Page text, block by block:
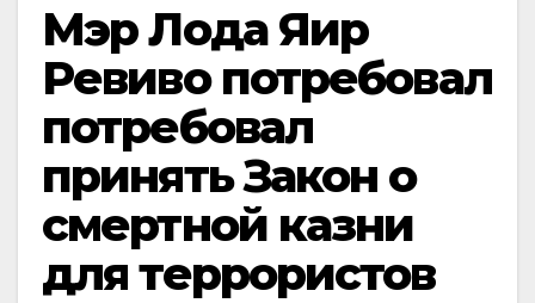
Мэр Лода Яир
Ревиво потребовал
потребовал
принять Закон о
смертной казни
для террористов